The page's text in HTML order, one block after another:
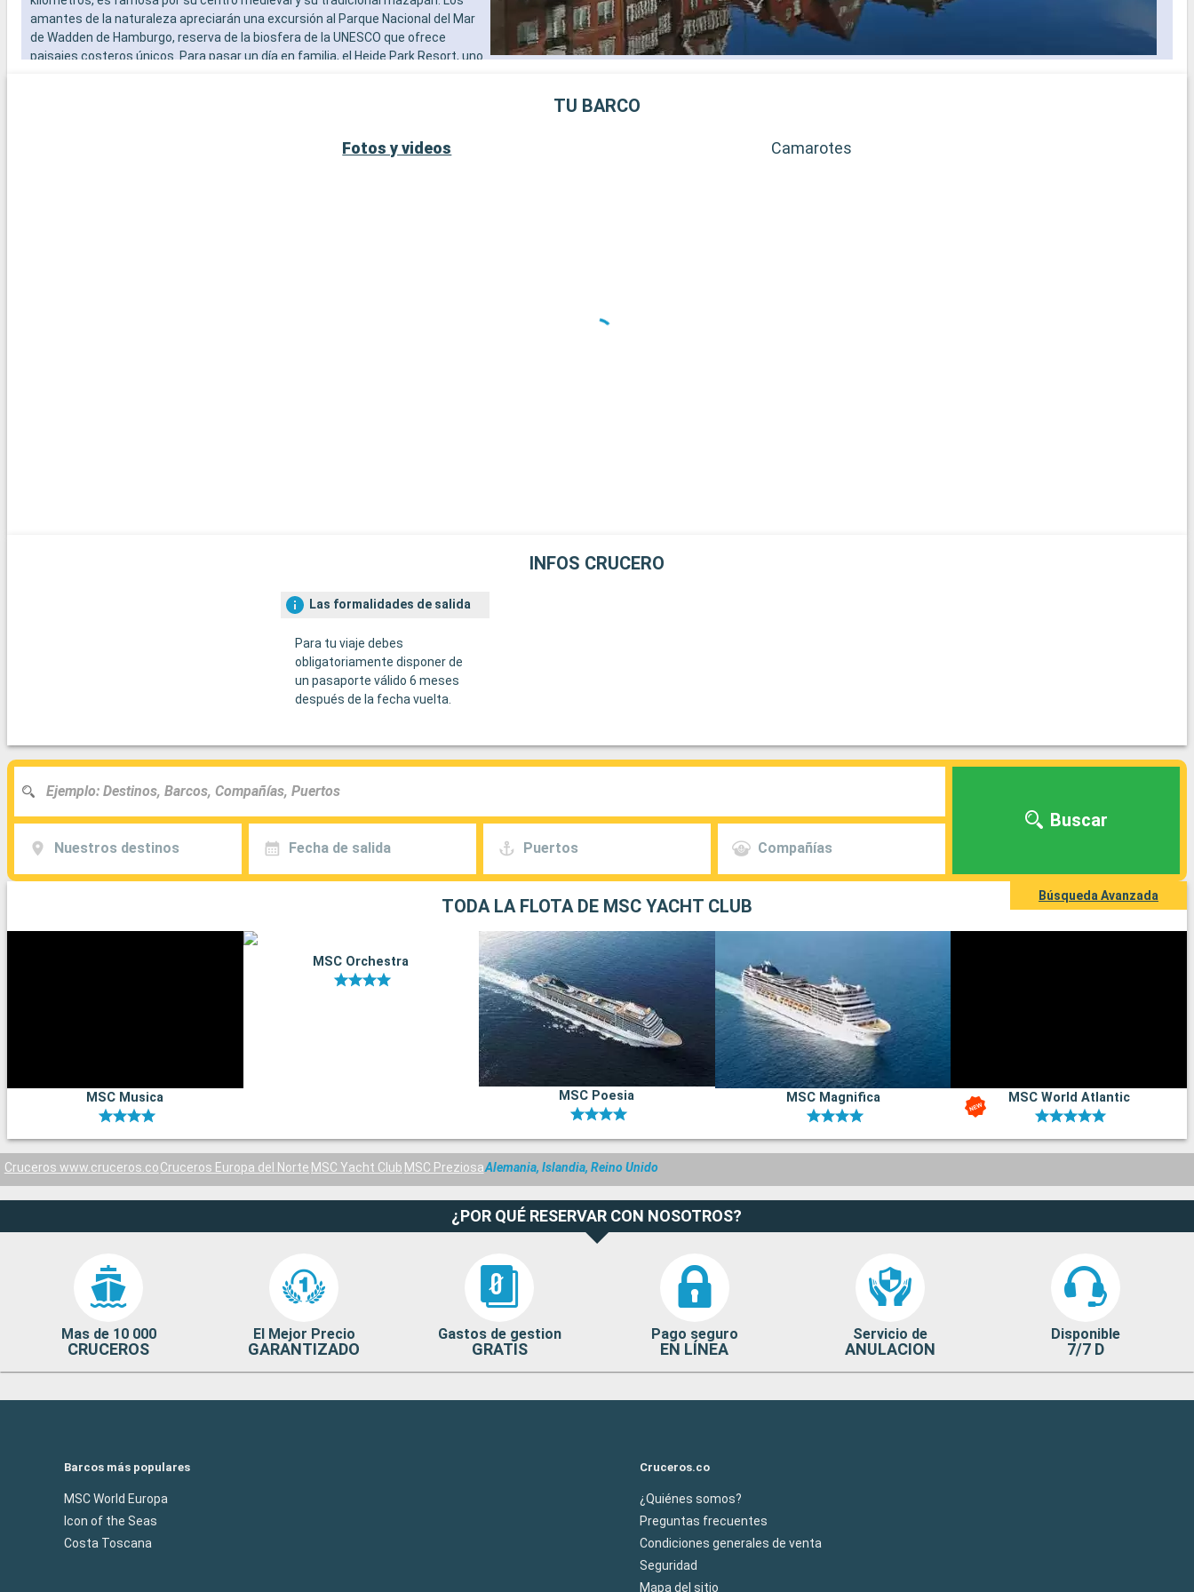
- 40% de descuento en una selección
prepago de spa
- 10% de descuento en todos los
tratamientos de spa adquiridos a bordo
- Embarque prioritario y entrega de
amantes de la naturaleza apreciarán una excursión al Parque Nacional del Mar
de Wadden de Hamburgo, reserva de la biosfera de la UNESCO que ofrece
paisajes costeros únicos. Para pasar un día en familia, el Heide Park Resort, uno
TU BARCO
Fotos y videos Camarotes
INFOS CRUCERO
Las formalidades de salida
Para tu viaje debes
obligatoriamente disponer de
un pasaporte válido 6 meses
después de la fecha vuelta.
Nuestros destinos Fecha de salida Puertos Compañías
Buscar
Búsqueda Avanzada
TODA LA FLOTA DE MSC YACHT CLUB
MSC Musica
MSC Orchestra
MSC Poesia MSC Magnifica MSC World Atlantic
Cruceros www.cruceros.coCruceros Europa del Norte MSC Yacht Club MSC PreziosaAlemania, Islandia, Reino Unido
¿POR QUÉ RESERVAR CON NOSOTROS?
Mas de 10 000
CRUCEROS
El Mejor Precio
GARANTIZADO
Gastos de gestion
GRATIS
Pago seguro
EN LÍNEA
Servicio de
ANULACION
Disponible
7/7 D
Barcos más populares
MSC World Europa
Icon of the Seas
Costa Toscana
Cruceros.co
¿Quiénes somos?
Preguntas frecuentes
Condiciones generales de venta
Seguridad
Mapa del sitio